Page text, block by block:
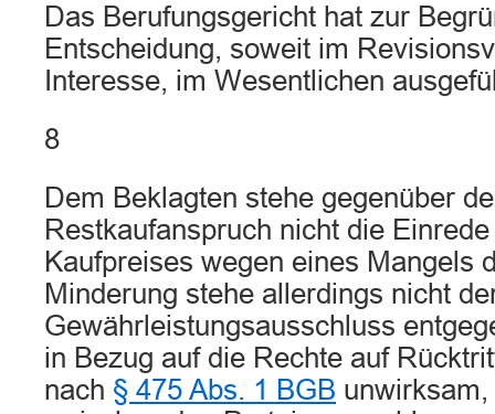
Das Berufungsgericht hat zur
Entscheidung, soweit im
Interesse, im Wesentlichen
8
Dem Beklagten stehe gegenüber
Restkaufanspruch nicht die
Kaufpreises wegen eines Mangels
Minderung stehe allerdings nicht
Gewährleistungsausschluss
in Bezug auf die Rechte auf
nach § 475 Abs. 1 BGB